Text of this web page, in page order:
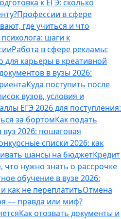
к ЕГЭ: сколько
Профессии в сфере
где учиться и что
шаги к
Работа в сфере рекламы:
для карьеры в креативной
в вузы 2026:
Куда поступить после
вузов, условия и
ЕГЭ 2026 для поступления:
за бортомКак подать
вуз 2026: пошаговая
списки 2026: как
шансы на бюджетКредит
что нужно знать о рассрочке
обучение в вузе 2026:
как не переплатитьОтмена
— правда или миф?
Как отозвать документы и